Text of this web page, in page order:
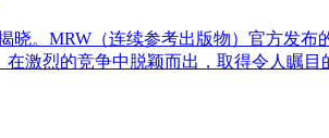
晓。MRW（连续参考出版物）官方发
在激烈的竞争中脱颖而出，取得令人瞩